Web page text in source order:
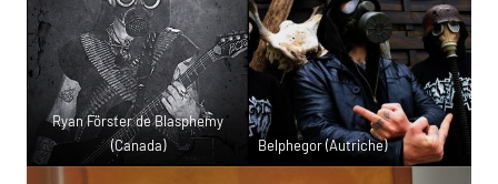
Ryan Förster de Blasphemy
(Canada)
Belphegor (Autriche)